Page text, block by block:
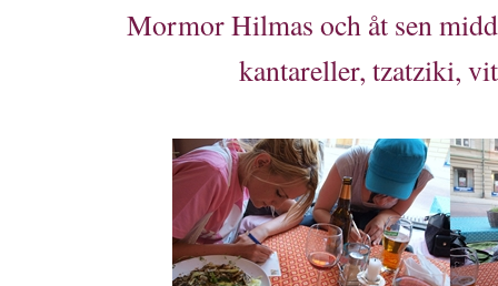
Mormor Hilmas och åt sen
kantareller, tzatziki,